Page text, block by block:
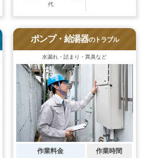
代
ポンプ・給湯器のトラブル
水漏れ・詰まり・異臭など
作業料金 作業時間